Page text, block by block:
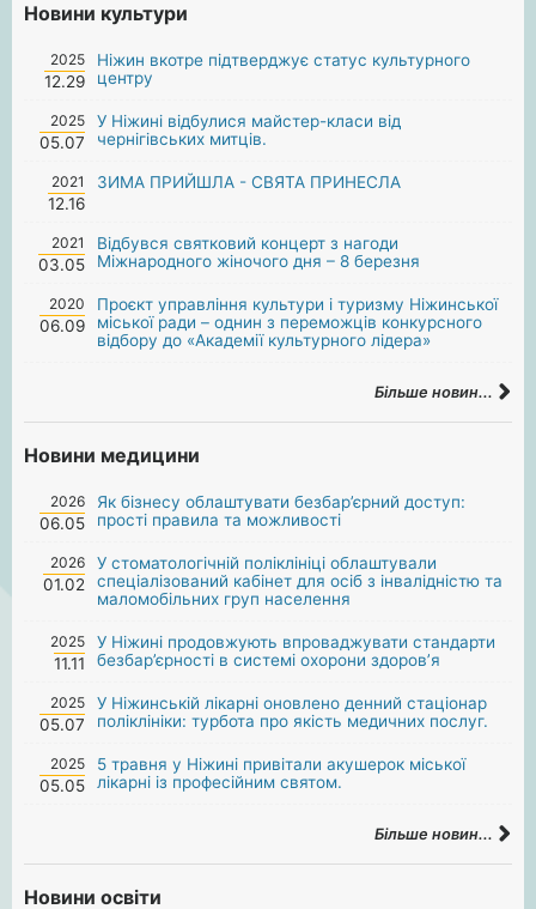
Новини культури
2025
12.29
Ніжин вкотре підтверджує статус культурного
центру
2025
05.07
У Ніжині відбулися майстер-класи від
чернігівських митців.
2021
12.16
ЗИМА ПРИЙШЛА - СВЯТА ПРИНЕСЛА
2021
03.05
Відбувся святковий концерт з нагоди
Міжнародного жіночого дня – 8 березня
2020
06.09
Проєкт управління культури і туризму Ніжинської
міської ради – однин з переможців конкурсного
відбору до «Академії культурного лідера»
Більше новин...
Новини медицини
2026
06.05
Як бізнесу облаштувати безбар’єрний доступ:
прості правила та можливості
2026
01.02
У стоматологічній поліклініці облаштували
спеціалізований кабінет для осіб з інвалідністю та
маломобільних груп населення
2025
11.11
У Ніжині продовжують впроваджувати стандарти
безбар’єрності в системі охорони здоров’я
2025
05.07
У Ніжинській лікарні оновлено денний стаціонар
поліклініки: турбота про якість медичних послуг.
2025
05.05
5 травня у Ніжині привітали акушерок міської
лікарні із професійним святом.
Більше новин...
Новини освіти